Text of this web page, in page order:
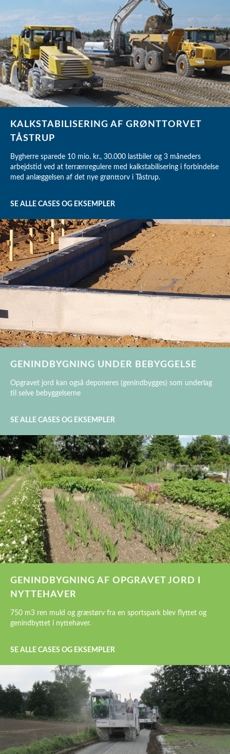
KALKSTABILISERING AF GRØNTTORVET
TÅSTRUP
Bygherre sparede 10 mio. kr., 30.000 lastbiler og 3 måneders
arbejdstid ved at terrænregulere med kalkstabilisering i forbindelse
med anlæggelsen af det nye grønttorv i Tåstrup.
SE ALLE CASES OG EKSEMPLER
GENINDBYGNING UNDER BEBYGGELSE
Opgravet jord kan også deponeres (genindbygges) som underlag
til selve bebyggelserne
SE ALLE CASES OG EKSEMPLER
GENINDBYGNING AF OPGRAVET JORD I
NYTTEHAVER
750 m3 ren muld og græstørv fra en sportspark blev flyttet og
genindbyttet i nyttehaver.
SE ALLE CASES OG EKSEMPLER